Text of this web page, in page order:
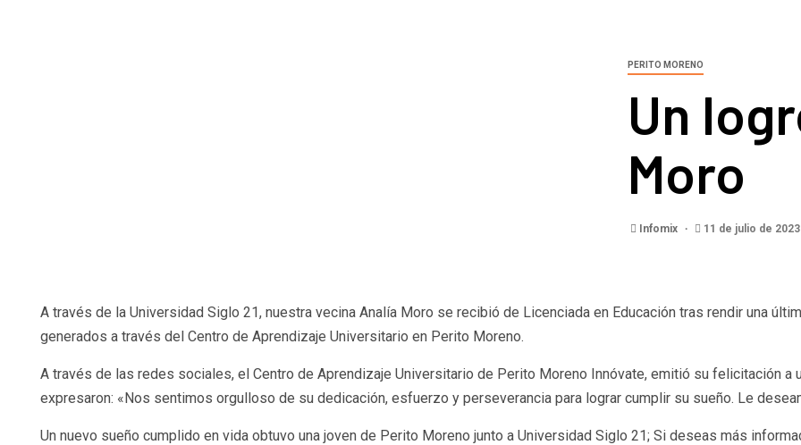
PERITO MORENO
Un
Moro
Infomix 11 de julio de 2023
A través de la Universidad Siglo 21, nuestra vecina Analía Moro se recibió de Licenciada en Educación tras rendir una
generados a través del Centro de Aprendizaje Universitario en Perito Moreno.
A través de las redes sociales, el Centro de Aprendizaje Universitario de Perito Moreno Innóvate, emitió su felicitación a
expresaron: «Nos sentimos orgulloso de su dedicación, esfuerzo y perseverancia para lograr cumplir su sueño. Le
Un nuevo sueño cumplido en vida obtuvo una joven de Perito Moreno junto a Universidad Siglo 21; Si deseas más